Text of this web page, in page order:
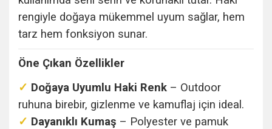
rengiyle doğaya mükemmel uyum sağlar, hem
tarz hem fonksiyon sunar.
Öne Çıkan Özellikler
✓ Doğaya Uyumlu Haki Renk – Outdoor
ruhuna birebir, gizlenme ve kamuflaj için ideal.
✓ Dayanıklı Kumaş – Polyester ve pamuk